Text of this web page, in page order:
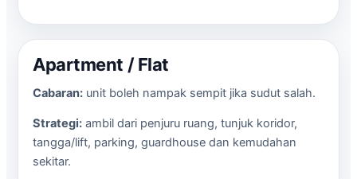
Apartment / Flat
Cabaran: unit boleh nampak sempit jika sudut salah.
Strategi: ambil dari penjuru ruang, tunjuk koridor,
tangga/lift, parking, guardhouse dan kemudahan
sekitar.